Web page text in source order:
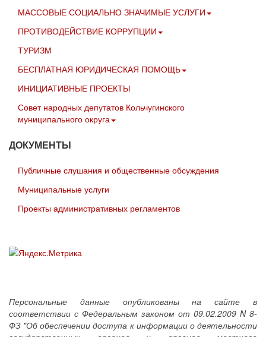
МАССОВЫЕ СОЦИАЛЬНО ЗНАЧИМЫЕ УСЛУГИ
ПРОТИВОДЕЙСТВИЕ КОРРУПЦИИ
ТУРИЗМ
БЕСПЛАТНАЯ ЮРИДИЧЕСКАЯ ПОМОЩЬ
ИНИЦИАТИВНЫЕ ПРОЕКТЫ
Совет народных депутатов Кольчугинского
муниципального округа
ДОКУМЕНТЫ
Публичные слушания и общественные обсуждения
Муниципальные услуги
Проекты административных регламентов
Персональные данные опубликованы на сайте в
соответствии с Федеральным законом от 09.02.2009 N 8-
ФЗ "Об обеспечении доступа к информации о деятельности